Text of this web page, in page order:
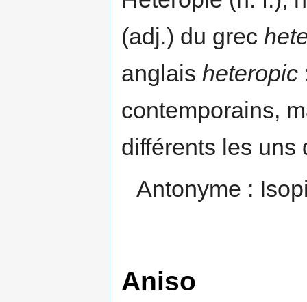
(adj.) du grec
anglais heteropic
contemporains,
différents les uns
Antonyme :
Aniso